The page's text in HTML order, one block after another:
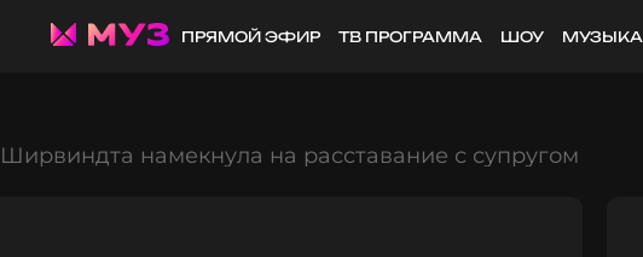
ПРЯМОЙ ЭФИР ТВ ПРОГРАММА ШОУ МУЗЫКА
намекнула на расставание с супругом